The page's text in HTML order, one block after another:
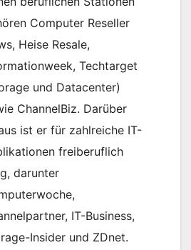
Computer Reseller
Heise Resale,
Techtarget
und Datacenter)
ChannelBiz. Darüber
ist er für zahlreiche IT-
freiberuflich
darunter
IT-Business,
Insider und ZDnet.